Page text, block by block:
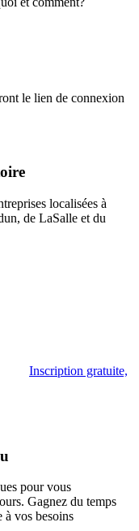
le lien de connexion
localisées à
de LaSalle et du
Inscription gratuite,
pour vous
Gagnez du temps
à vos besoins